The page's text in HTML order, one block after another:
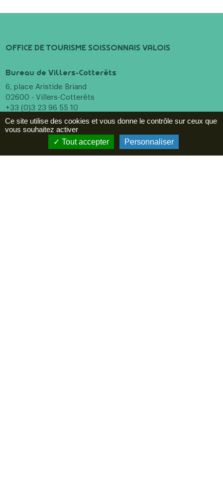
OFFICE DE TOURISME SOISSONNAIS VALOIS
Bureau de Villers-Cotterêts
6, place Aristide Briand
02600 - Villers-Cotterêts
+33 (0)3 23 96 55 10
Bureau de Soissons
16 Pl. Fernand Marquigny
02200 - Soissons
Ce site utilise des cookies et vous donne le contrôle sur ceux que
vous souhaitez activer
Tout accepter
Personnaliser